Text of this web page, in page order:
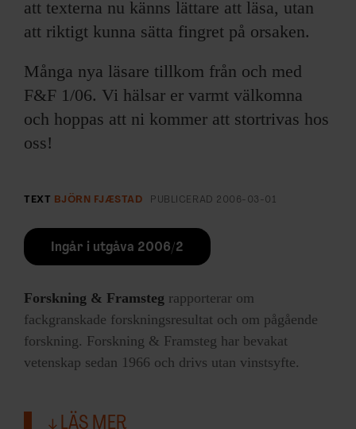
att texterna nu känns lättare att läsa, utan
att riktigt kunna sätta fingret på orsaken.
Många nya läsare tillkom från och med
F&F 1/06. Vi hälsar er varmt välkomna
och hoppas att ni kommer att stortrivas hos
oss!
TEXT BJÖRN FJÆSTAD PUBLICERAD 2006-03-01
Ingår i utgåva 2006/2
Forskning & Framsteg rapporterar om
fackgranskade forskningsresultat och om pågående
forskning. Forskning & Framsteg har bevakat
vetenskap sedan 1966 och drivs utan vinstsyfte.
LÄS MER